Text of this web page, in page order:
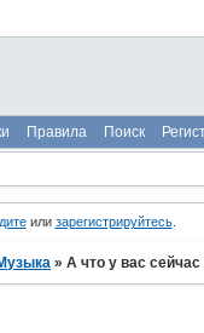
Правила Поиск
или зарегистрируйтесь.
»А что у вас сейчас